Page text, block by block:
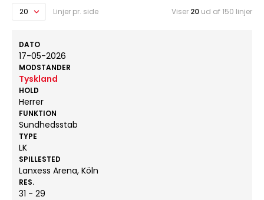
Linjer pr. side Viser 20 ud af 150 linjer
DATO
17-05-2026
MODSTANDER
Tyskland
HOLD
Herrer
FUNKTION
Sundhedsstab
TYPE
LK
SPILLESTED
Lanxess Arena, Köln
RES.
31 - 29